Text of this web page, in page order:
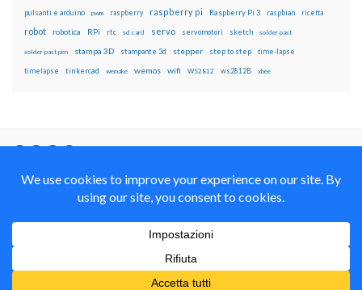
pulsanti e arduino pwm raspberry raspberry pi Raspberry Pi 3 raspbian ricetta
robot robotica RPi rtc sd card servo servomotori sketch solder past
solder past pen stampa 3D stampante 3d stepper step to step time-lapse
timelapse tinkercad wemake wemos wifi WS2812 ws2812B xbee
Alike 4.0 International
© 2012-2018 Mauro Alfieri Elettronica Domotica Robotica Arduino Corsi